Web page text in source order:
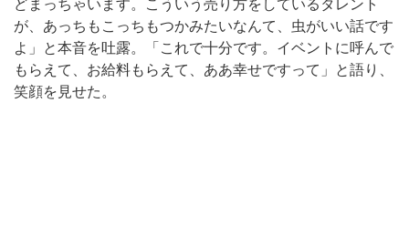
どまっちゃいます。こういう売り方をしているタレント
が、あっちもこっちもつかみたいなんて、虫がいい話です
よ」と本音を吐露。「これで十分です。イベントに呼んで
もらえて、お給料もらえて、ああ幸せですって」と語り、
笑顔を見せた。